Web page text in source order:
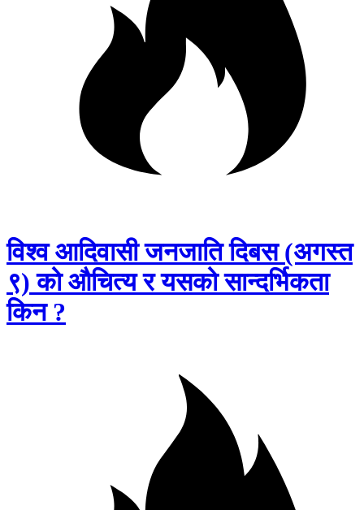
विश्व आदिवासी जनजाति दिबस (अगस्त
९) को औचित्य र यसको सान्दर्भिकता
किन ?